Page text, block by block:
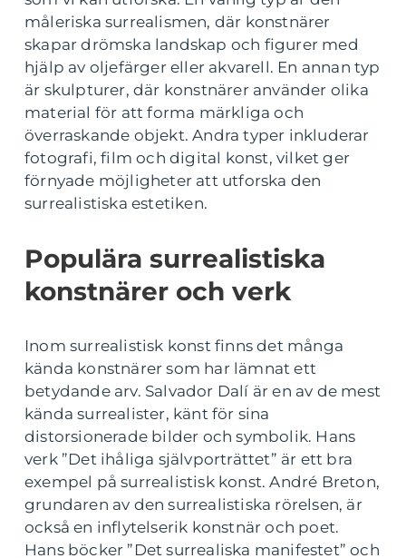
måleriska surrealismen, där konstnärer
skapar drömska landskap och figurer med
hjälp av oljefärger eller akvarell. En annan typ
är skulpturer, där konstnärer använder olika
material för att forma märkliga och
överraskande objekt. Andra typer inkluderar
fotografi, film och digital konst, vilket ger
förnyade möjligheter att utforska den
surrealistiska estetiken.
Populära surrealistiska
konstnärer och verk
Inom surrealistisk konst finns det många
kända konstnärer som har lämnat ett
betydande arv. Salvador Dalí är en av de mest
kända surrealister, känt för sina
distorsionerade bilder och symbolik. Hans
verk ”Det ihåliga självporträttet” är ett bra
exempel på surrealistisk konst. André Breton,
grundaren av den surrealistiska rörelsen, är
också en inflytelserik konstnär och poet.
Hans böcker ”Det surrealiska manifestet” och